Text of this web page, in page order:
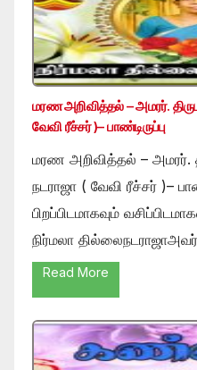
மரண அறிவித்தல் – அமரர்.
வேவி ரீச்சர் )– பாண்டிருப்பு
மரண அறிவித்தல் – அமரர்.
நடராஜா ( வேவி ரீச்சர் )–
பிறப்பிடமாகவும்
நிர்மலா
Read More